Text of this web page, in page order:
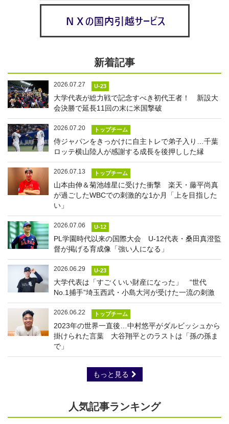
新着記事
2026.07.27 U-23
大学代表が総力戦で記念すべき初代王者！ 新設大
会決勝で延長11回の末に米国撃破
2026.07.20 トップチーム
侍ジャパンをきっかけに自主トレで弟子入り…千葉
ロッテ横山陸人が感謝する成長を後押しした縁
2026.07.13 トップチーム
山本由伸＆菊池雄星に受けた衝撃 楽天・藤平尚真
が過ごしたWBCでの刺激的な1か月「上を目指した
い」
2026.07.06 U-12
PL学園時代以来の国際大会 U-12代表・桑田真澄監
督が掲げる育成像「強い人になる」
2026.06.29 U-23
大学代表は「すごくいい財産になった」 “世代
No.1捕手”埼玉西武・小島大河が受けた一流の刺激
2026.06.22 トップチーム
2023年の世界一直後…中村悠平がダルビッシュから
掛けられた言葉 大谷翔平とのラストは「孫の孫ま
で」
もっと見る
人気記事ランキング